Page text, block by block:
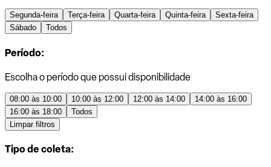
Segunda-feira Terça-feira Quarta-feira Quinta-feira
Sexta-feira
Sábado
Todos
Período:
Escolha o período que possui disponibilidade
08:00 às 10:00 10:00 às 12:00 12:00 às 14:00
14:00 às 16:00
16:00 às 18:00
Todos
Limpar filtros
Tipo de coleta: